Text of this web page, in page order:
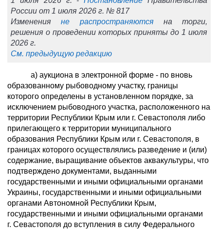
России от 1 июля 2026 г. № 817
Измененияне распространяютсяна торги,
решения о проведении которых приняты до 1 июля
2026 г.
См. предыдущую редакцию
а) аукциона в электронной форме - по вновь
образованному рыбоводному участку, границы
которого определены в установленном порядке, за
исключением рыбоводного участка, расположенного на
территории Республики Крым или г. Севастополя либо
прилегающего к территории муниципального
образования Республики Крым или г. Севастополя, в
границах которого осуществлялись разведение и (или)
содержание, выращивание объектов аквакультуры, что
подтверждено документами, выданными
государственными и иными официальными органами
Украины, государственными и иными официальными
органами Автономной Республики Крым,
государственными и иными официальными органами
г. Севастополя до вступления в силу Федерального